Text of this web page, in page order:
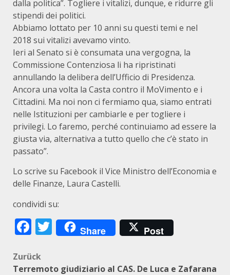
dalla politica”. Togliere i vitalizi, dunque, e ridurre gli
stipendi dei politici.
Abbiamo lottato per 10 anni su questi temi e nel
2018 sui vitalizi avevamo vinto.
Ieri al Senato si è consumata una vergogna, la
Commissione Contenziosa li ha ripristinati
annullando la delibera dell’Ufficio di Presidenza.
Ancora una volta la Casta contro il MoVimento e i
Cittadini. Ma noi non ci fermiamo qua, siamo entrati
nelle Istituzioni per cambiarle e per togliere i
privilegi. Lo faremo, perché continuiamo ad essere la
giusta via, alternativa a tutto quello che c’è stato in
passato”.
Lo scrive su Facebook il Vice Ministro dell’Economia e
delle Finanze, Laura Castelli.
condividi su:
Facebook
Twitter
Share Post
Beitragsnavigation
Zurück
Terremoto giudiziario al CAS. De Luca e Zafarana